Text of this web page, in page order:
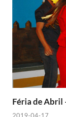
Féria de Abril